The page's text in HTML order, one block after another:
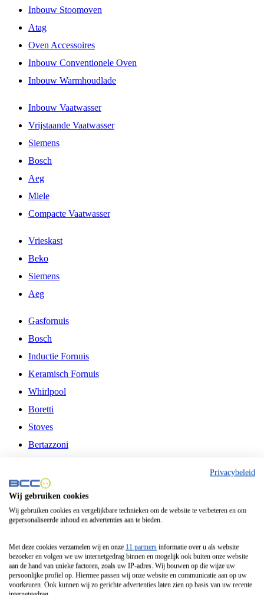
Inbouw Stoomoven
Atag
Oven Accessoires
Inbouw Conventionele Oven
Inbouw Warmhoudlade
Inbouw Vaatwasser
Vrijstaande Vaatwasser
Siemens
Bosch
Aeg
Miele
Compacte Vaatwasser
Vrieskast
Beko
Siemens
Aeg
Gasfornuis
Bosch
Inductie Fornuis
Keramisch Fornuis
Whirlpool
Boretti
Stoves
Bertazzoni
Fitelli
Airfryer
Frituurpan
Contactgrill
Broodbakmachine
Broodrooster
Privacybeleid
Wij gebruiken cookies
Wij gebruiken cookies en vergelijkbare technieken om de website te verbeteren en om
gepersonaliseerde inhoud en advertenties aan te bieden.
Met deze cookies verzamelen wij en onze 11 partners informatie over u als website
bezoeker en volgen we uw internetgedrag binnen en mogelijk ook buiten onze website
aan de hand van unieke factoren, zoals uw IP-adres. Wij bouwen op die wijze uw
persoonlijke profiel op. Hiermee passen wij onze website en communicatie aan op uw
voorkeuren. Ook kunnen wij zo gerichte advertenties laten zien op basis van uw recente